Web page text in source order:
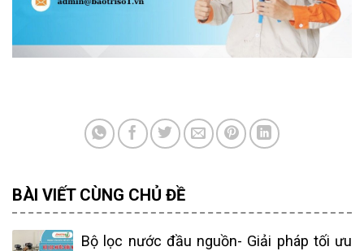
BÀI VIẾT CÙNG CHỦ ĐỀ
Bộ lọc nước đầu nguồn- Giải pháp tối ưu